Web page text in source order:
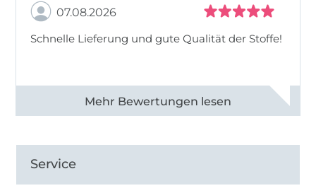
07.08.2026
Schnelle Lieferung und gute Qualität der Stoffe!
Alle 82968 Bewertungen ansehen
Service